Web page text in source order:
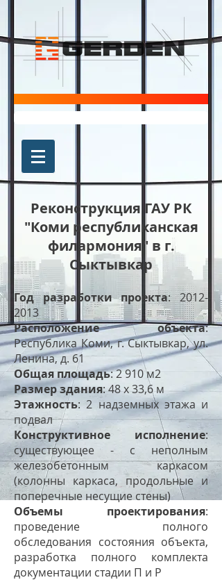
Реконструкция ГАУ РК
"Коми республиканская
филармония" в г.
Сыктывкар
Год разработки проекта:2012-
2013
Расположение объекта:
Республика Коми, г. Сыктывкар, ул.
Ленина, д. 61
Общая площадь: 2 910 м2
Размер здания: 48 x 33,6 м
Этажность: 2 надземных этажа и
подвал
Конструктивное исполнение:
существующее - с неполным
железобетонным каркасом
(колонны каркаса, продольные и
поперечные несущие стены)
Объемы проектирования:
проведение полного
обследования состояния объекта,
разработка полного комплекта
документации стадии П и Р